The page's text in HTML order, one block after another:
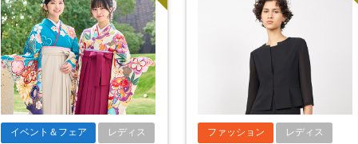
イベント＆フェア レディス ファッション レディス